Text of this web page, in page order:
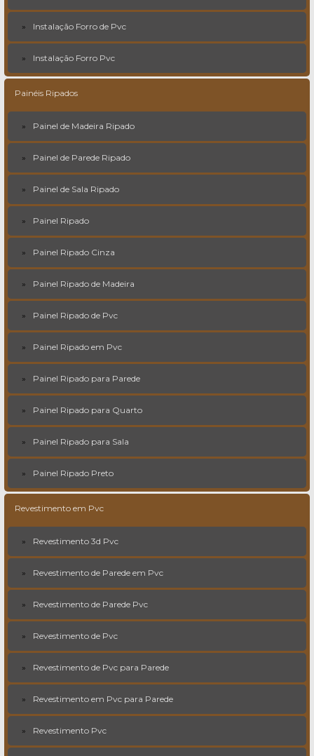
Instalação Forro de Pvc
Instalação Forro Pvc
Painéis Ripados
Painel de Madeira Ripado
Painel de Parede Ripado
Painel de Sala Ripado
Painel Ripado
Painel Ripado Cinza
Painel Ripado de Madeira
Painel Ripado de Pvc
Painel Ripado em Pvc
Painel Ripado para Parede
Painel Ripado para Quarto
Painel Ripado para Sala
Painel Ripado Preto
Revestimento em Pvc
Revestimento 3d Pvc
Revestimento de Parede em Pvc
Revestimento de Parede Pvc
Revestimento de Pvc
Revestimento de Pvc para Parede
Revestimento em Pvc para Parede
Revestimento Pvc